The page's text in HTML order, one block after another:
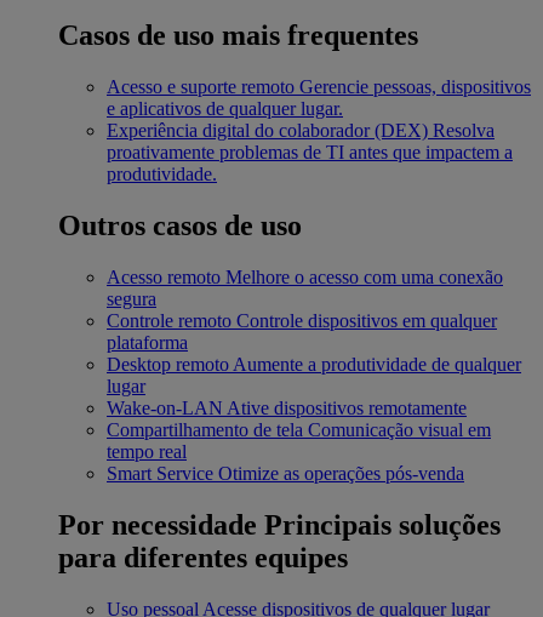
Casos de uso mais frequentes
Acesso e suporte remoto Gerencie pessoas, dispositivos
e aplicativos de qualquer lugar.
Experiência digital do colaborador (DEX) Resolva
proativamente problemas de TI antes que impactem a
produtividade.
Outros casos de uso
Acesso remoto Melhore o acesso com uma conexão
segura
Controle remoto Controle dispositivos em qualquer
plataforma
Desktop remoto Aumente a produtividade de qualquer
lugar
Wake-on-LAN Ative dispositivos remotamente
Compartilhamento de tela Comunicação visual em
tempo real
Smart Service Otimize as operações pós-venda
Por necessidade Principais soluções
para diferentes equipes
Uso pessoal Acesse dispositivos de qualquer lugar